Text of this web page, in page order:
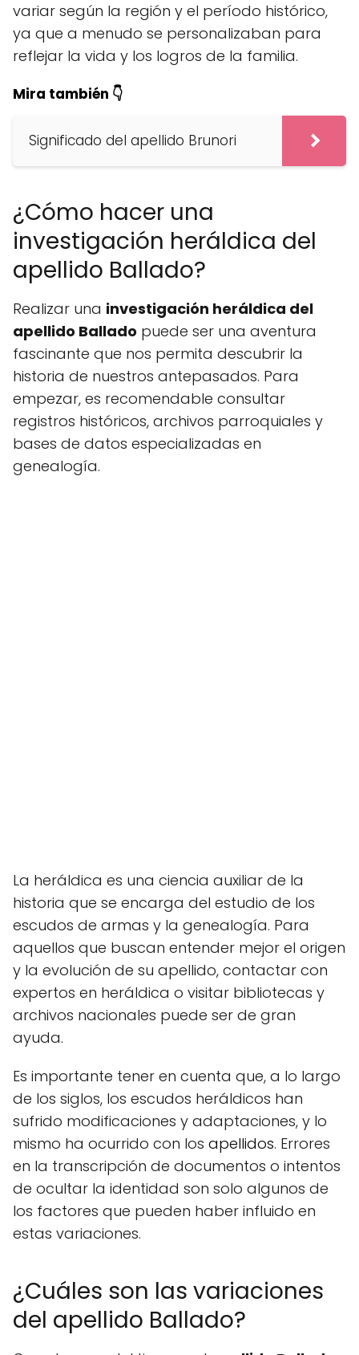
variar según la región y el período histórico,
ya que a menudo se personalizaban para
reflejar la vida y los logros de la familia.
Mira también 👇
Significado del apellido Brunori
¿Cómo hacer una
investigación heráldica del
apellido Ballado?
Realizar una investigación heráldica del
apellido Ballado puede ser una aventura
fascinante que nos permita descubrir la
historia de nuestros antepasados. Para
empezar, es recomendable consultar
registros históricos, archivos parroquiales y
bases de datos especializadas en
genealogía.
La heráldica es una ciencia auxiliar de la
historia que se encarga del estudio de los
escudos de armas y la genealogía. Para
aquellos que buscan entender mejor el origen
y la evolución de su apellido, contactar con
expertos en heráldica o visitar bibliotecas y
archivos nacionales puede ser de gran
ayuda.
Es importante tener en cuenta que, a lo largo
de los siglos, los escudos heráldicos han
sufrido modificaciones y adaptaciones, y lo
mismo ha ocurrido con los apellidos. Errores
en la transcripción de documentos o intentos
de ocultar la identidad son solo algunos de
los factores que pueden haber influido en
estas variaciones.
¿Cuáles son las variaciones
del apellido Ballado?